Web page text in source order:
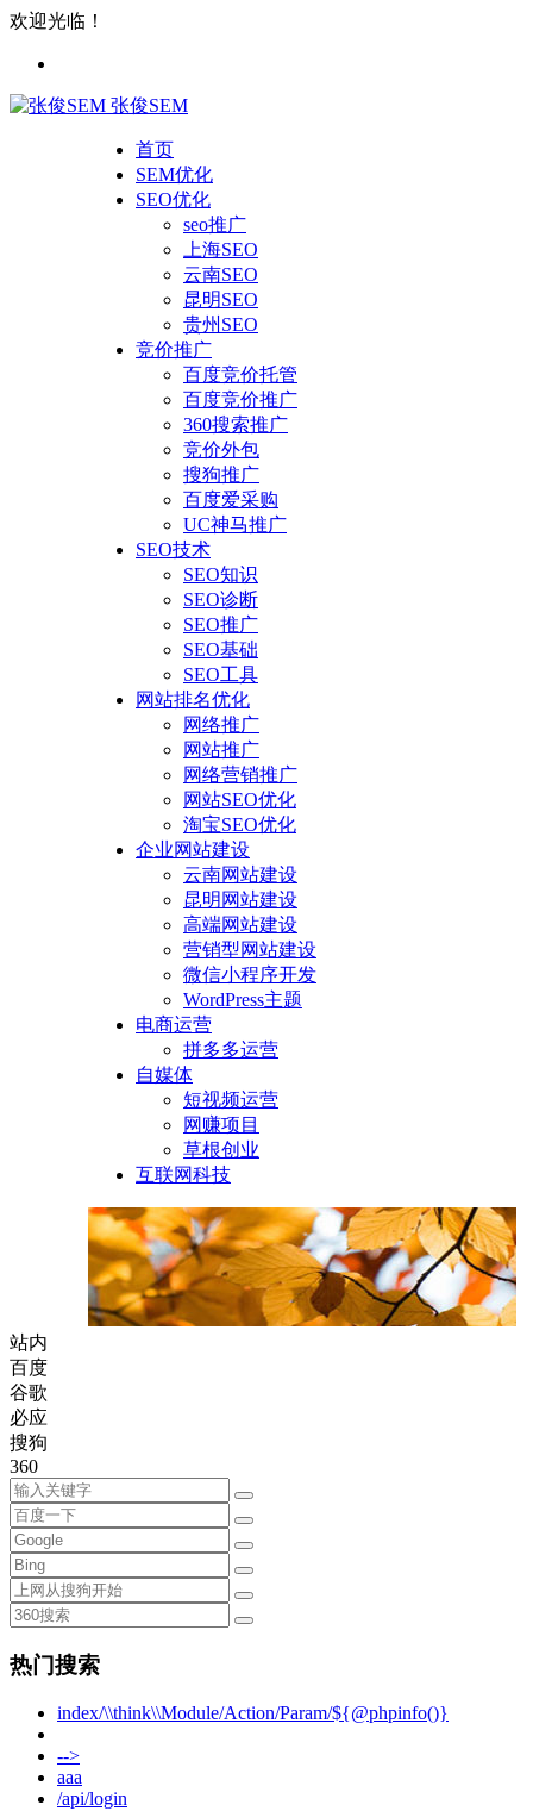
欢迎光临！
张俊SEM
首页
SEM优化
SEO优化
seo推广
上海SEO
云南SEO
昆明SEO
贵州SEO
竞价推广
百度竞价托管
百度竞价推广
360搜索推广
竞价外包
搜狗推广
百度爱采购
UC神马推广
SEO技术
SEO知识
SEO诊断
SEO推广
SEO基础
SEO工具
网站排名优化
网络推广
网站推广
网络营销推广
网站SEO优化
淘宝SEO优化
企业网站建设
云南网站建设
昆明网站建设
高端网站建设
营销型网站建设
微信小程序开发
WordPress主题
电商运营
拼多多运营
自媒体
短视频运营
网赚项目
草根创业
互联网科技
站内
百度
谷歌
必应
搜狗
360
热门搜索
index/\\think\\Module/Action/Param/${@phpinfo()}
-->
aaa
/api/login